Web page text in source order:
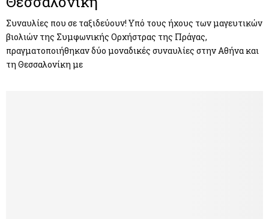
Συναυλίες που σε ταξιδεύουν! Υπό τους ήχους των μαγευτικών
βιολιών της Συμφωνικής Ορχήστρας της Πράγας,
πραγματοποιήθηκαν δύο μοναδικές συναυλίες στην Αθήνα και
τη Θεσσαλονίκη με